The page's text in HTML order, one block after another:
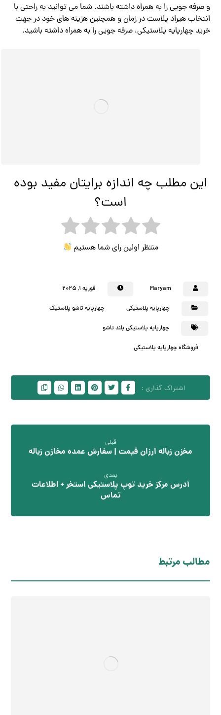
و صرفه جویی را به همراه داشته باشند. شما می توانید به راحتی با
انتخاب هیراد پلاست در زمان و همچنین هزینه های خود در جهت
خرید چهارپایه پلاستیکی، صرفه جویی را به همراه داشته باشید.
این مطلب چه اندازه برایتان مفید بوده
است؟
منتظر اولین رای شما هستیم
Maryam فوریه ۱, ۲۰۲۵
چهارپایه پلاستیکی چهارپایه تاشو پلاستیک
چهارپایه پلاستیکی بلند تاشو
فروشگاه چهارپایه پلاستیکی
قبلی
مخزن زباله ارزان قیمت | سفارش عمده مخازن زباله
بعدی
آدرس مرکز خرید توپ پلاستیکی استخر + اطلاعات
تماس
مطالب مرتبط